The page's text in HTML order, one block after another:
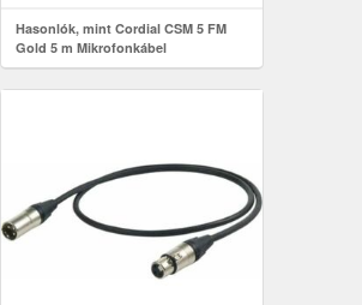
Hasonlók, mint Cordial CSM 5 FM
Gold 5 m Mikrofonkábel